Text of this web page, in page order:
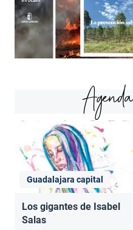
Guadalajara capital
Los gigantes de Isabel
Salas